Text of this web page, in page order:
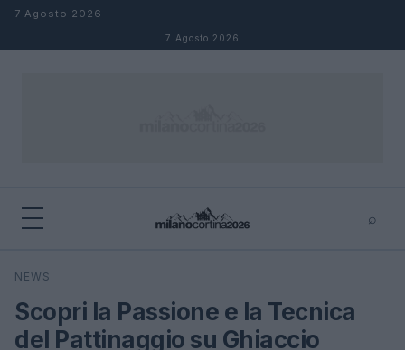
Salta al contenuto
7 Agosto 2026
7 Agosto 2026
⌕
Cerca
NEWS
Scopri la Passione e la Tecnica
del Pattinaggio su Ghiaccio